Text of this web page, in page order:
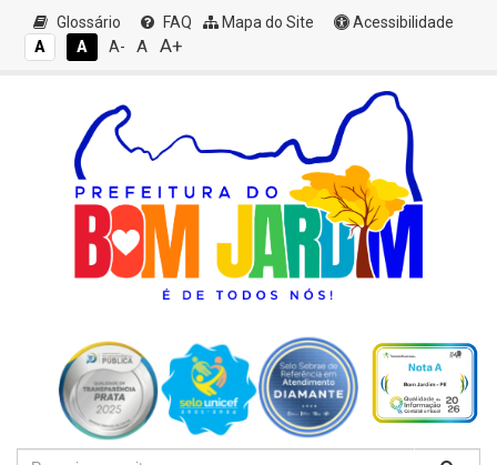
Glossário FAQ Mapa do Site
Acessibilidade
A
A A- A A+